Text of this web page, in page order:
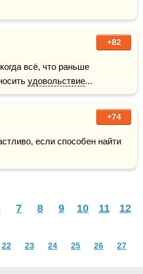
+82
всё, что раньше
удовольствие...
+74
если способен найти
7 8 9 10 11
12
22 23 24 25 26
27